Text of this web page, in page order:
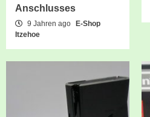
Anschlusses
9 Jahren ago
E-Shop
Itzehoe